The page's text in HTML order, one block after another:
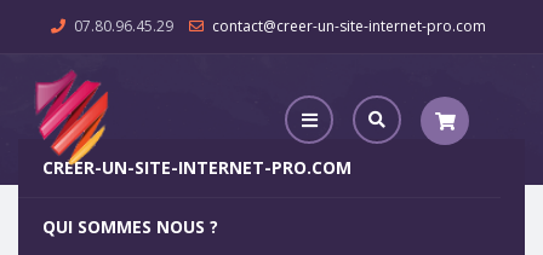
07.80.96.45.29 contact@creer-un-site-internet-pro.com
CREER-UN-SITE-INTERNET-PRO.COM
QUI SOMMES NOUS ?
Agence Web Bouconvillers